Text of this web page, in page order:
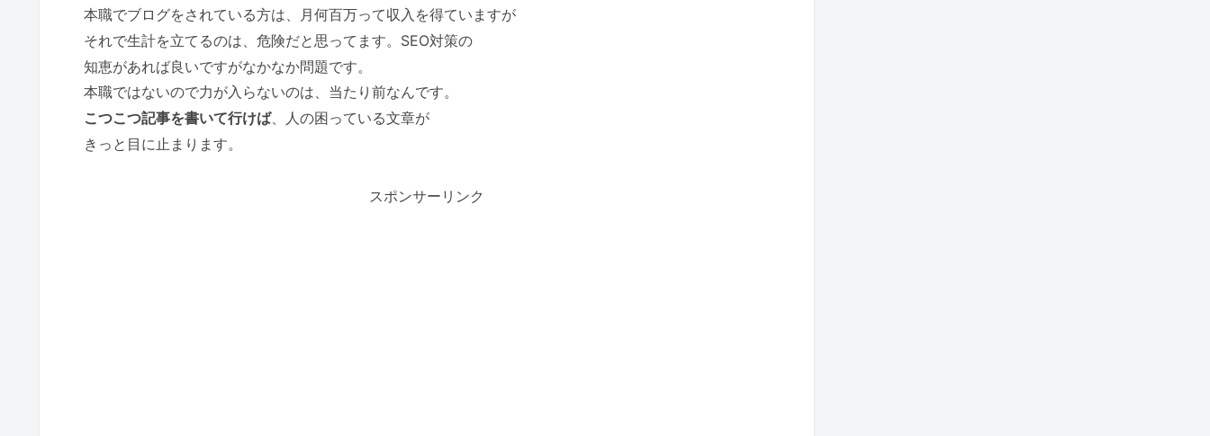
本職でブログをされている方は、月何百万って収入を得ていますが
それで生計を立てるのは、危険だと思ってます。SEO対策の
知恵があれば良いですがなかなか問題です。
本職ではないので力が入らないのは、当たり前なんです。
こつこつ記事を書いて行けば、人の困っている文章が
きっと目に止まります。
スポンサーリンク